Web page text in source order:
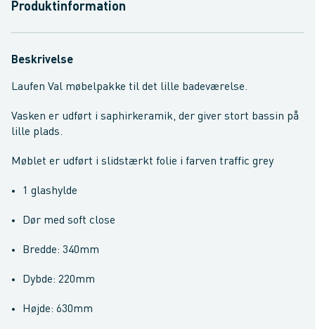
Produktinformation
Beskrivelse
Laufen Val møbelpakke til det lille badeværelse.
Vasken er udført i saphirkeramik, der giver stort bassin på
lille plads.
Møblet er udført i slidstærkt folie i farven traffic grey
1 glashylde
Dør med soft close
Bredde: 340mm
Dybde: 220mm
Højde: 630mm